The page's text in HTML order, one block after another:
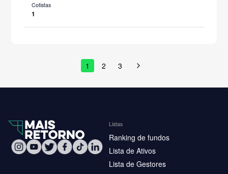
Cotistas
1
1 2 3
Listas
Ranking de fundos
Lista de Ativos
Lista de Gestores